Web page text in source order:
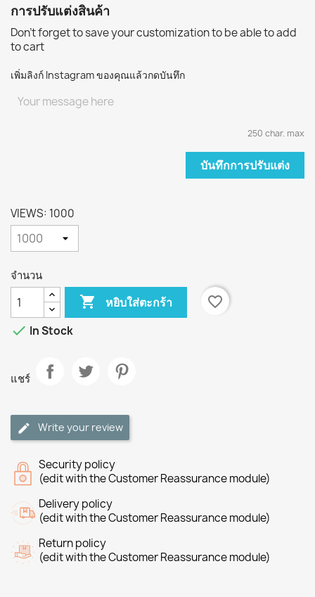
การปรับแต่งสินค้า
Don't forget to save your customization to be able to add
to cart
เพิ่มลิงก์ Instagram ของคุณแล้วกดบันทึก
250 char. max
บันทึกการปรับแต่ง
VIEWS: 1000
จำนวน
 หยิบใส่ตะกร้า
favorite_border
 In Stock
แชร์
Write your review
Security policy
(edit with the Customer Reassurance module)
Delivery policy
(edit with the Customer Reassurance module)
Return policy
(edit with the Customer Reassurance module)